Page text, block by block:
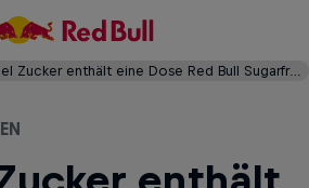
Wie viel Zucker enthält eine Dose Red Bull Sugarfree?